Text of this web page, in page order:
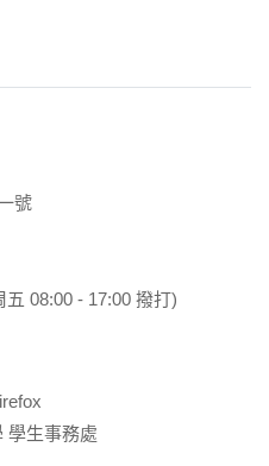
號
08:00 - 17:00 撥打)
學生事務處